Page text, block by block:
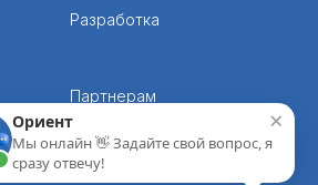
Разработка
Партнерам
Корпорациям
Контакты
×
Ориент
Мы онлайн 👋 Задайте свой вопрос, я
сразу отвечу!